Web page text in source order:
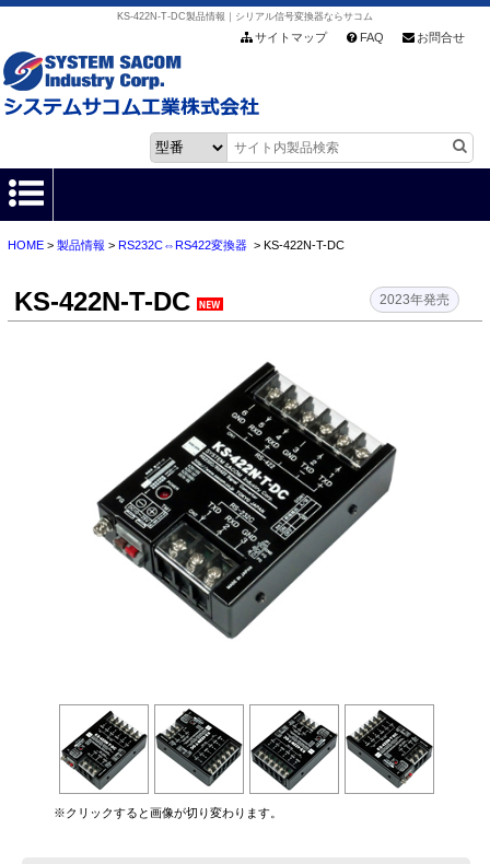
KS-422N-T-DC製品情報｜シリアル信号変換器ならサコム
サイトマップ FAQ お問合せ
HOME
お客様サポート
会社情報
お問い合わせ
HOME> 製品情報 > RS232C⇔RS422変換器> KS-422N-T-DC
KS-422N-T-DC 2023年発売
※クリックすると画像が切り変わります。